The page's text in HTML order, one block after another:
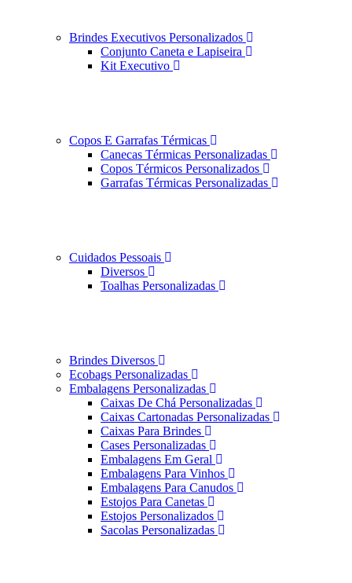
Brindes Executivos Personalizados
Conjunto Caneta e Lapiseira
Kit Executivo
Copos E Garrafas Térmicas
Canecas Térmicas Personalizadas
Copos Térmicos Personalizados
Garrafas Térmicas Personalizadas
Cuidados Pessoais
Diversos
Toalhas Personalizadas
Brindes Diversos
Ecobags Personalizadas
Embalagens Personalizadas
Caixas De Chá Personalizadas
Caixas Cartonadas Personalizadas
Caixas Para Brindes
Cases Personalizadas
Embalagens Em Geral
Embalagens Para Vinhos
Embalagens Para Canudos
Estojos Para Canetas
Estojos Personalizados
Sacolas Personalizadas